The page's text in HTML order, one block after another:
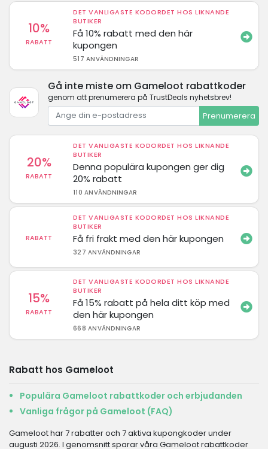
10%
RABATT
DET VANLIGASTE KODORDET HOS LIKNANDE
BUTIKER
Få 10% rabatt med den här
kupongen
517 ANVÄNDNINGAR
Gå inte miste om Gameloot rabattkoder
genom att prenumerera på TrustDeals nyhetsbrev!
Prenumerera
20%
RABATT
DET VANLIGASTE KODORDET HOS LIKNANDE
BUTIKER
Denna populära kupongen ger dig
20% rabatt
110 ANVÄNDNINGAR
RABATT
DET VANLIGASTE KODORDET HOS LIKNANDE
BUTIKER
Få fri frakt med den här kupongen
327 ANVÄNDNINGAR
15%
RABATT
DET VANLIGASTE KODORDET HOS LIKNANDE
BUTIKER
Få 15% rabatt på hela ditt köp med
den här kupongen
668 ANVÄNDNINGAR
Rabatt hos Gameloot
Populära Gameloot rabattkoder och erbjudanden
Vanliga frågor på Gameloot (FAQ)
Gameloot har 7 rabatter och 7 aktiva kupongkoder under
augusti 2026. I genomsnitt sparar våra Gameloot rabattkoder